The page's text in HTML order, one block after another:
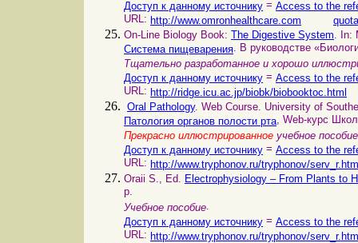
Доступ к данному источнику = Access to the
URL: http://www.omronhealthcare.com
On-Line Biology Book: The Digestive System. In:
Система пищеварения. В руководстве
Тщательно разработанное и хорошо
Доступ к данному источнику = Access to the
URL: http://ridge.icu.ac.jp/biobk/biobooktoc.html
Oral Pathology. Web Course. University of
Патология органов полости рта, Web-курс
Прекрасно иллюстрированное учебное
Доступ к данному источнику = Access to the
URL: http://www.tryphonov.ru/tryphonov/
Oraii S., Ed. Electrophysiology – From Plants to
p.
Учебное пособие.
Доступ к данному источнику = Access to the
URL: http://www.tryphonov.ru/tryphonov/